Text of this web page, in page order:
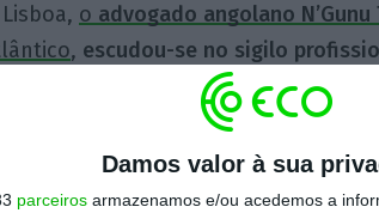
Damos valor à sua
parceiros armazenamos e/ou acedemos a
o advogado angolano N’Gunu
, escudou-se no sigilo
, ao depor como testemunha.
as empresa Coba e Primagest,
sigilo profissional e noutras